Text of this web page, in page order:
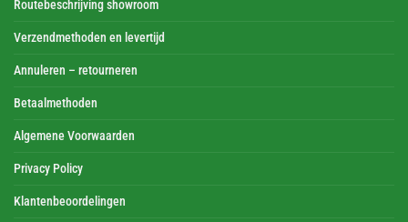
Routebeschrijving showroom
Verzendmethoden en levertijd
Annuleren – retourneren
Betaalmethoden
Algemene Voorwaarden
Privacy Policy
Klantenbeoordelingen